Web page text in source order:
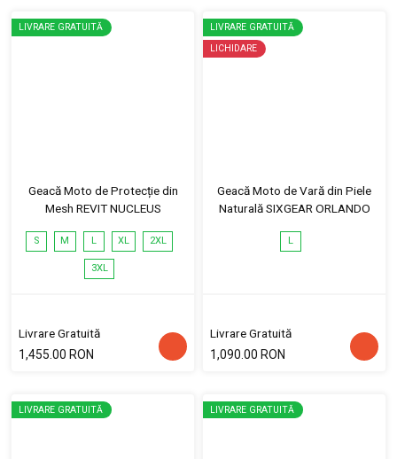
LIVRARE GRATUITĂ
Geacă Moto de Protecție din
Mesh REVIT NUCLEUS
S M L XL 2XL
3XL
Livrare Gratuită
1,455.00 RON
LIVRARE GRATUITĂ
LICHIDARE
Geacă Moto de Vară din Piele
Naturală SIXGEAR ORLANDO
L
Livrare Gratuită
1,090.00 RON
LIVRARE GRATUITĂ LIVRARE GRATUITĂ